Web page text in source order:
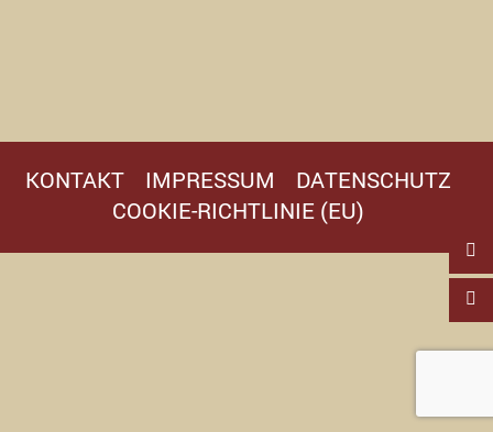
KONTAKT IMPRESSUM
DATENSCHUTZ
COOKIE-RICHTLINIE (EU)